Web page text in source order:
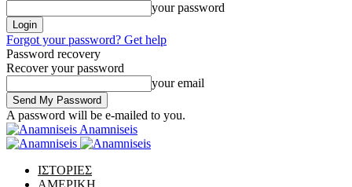
your password
Forgot your password? Get help
Password recovery
Recover your password
your email
A password will be e-mailed to you.
Anamniseis
ΙΣΤΟΡΙΕΣ
ΑΜΕΡΙΚΗ